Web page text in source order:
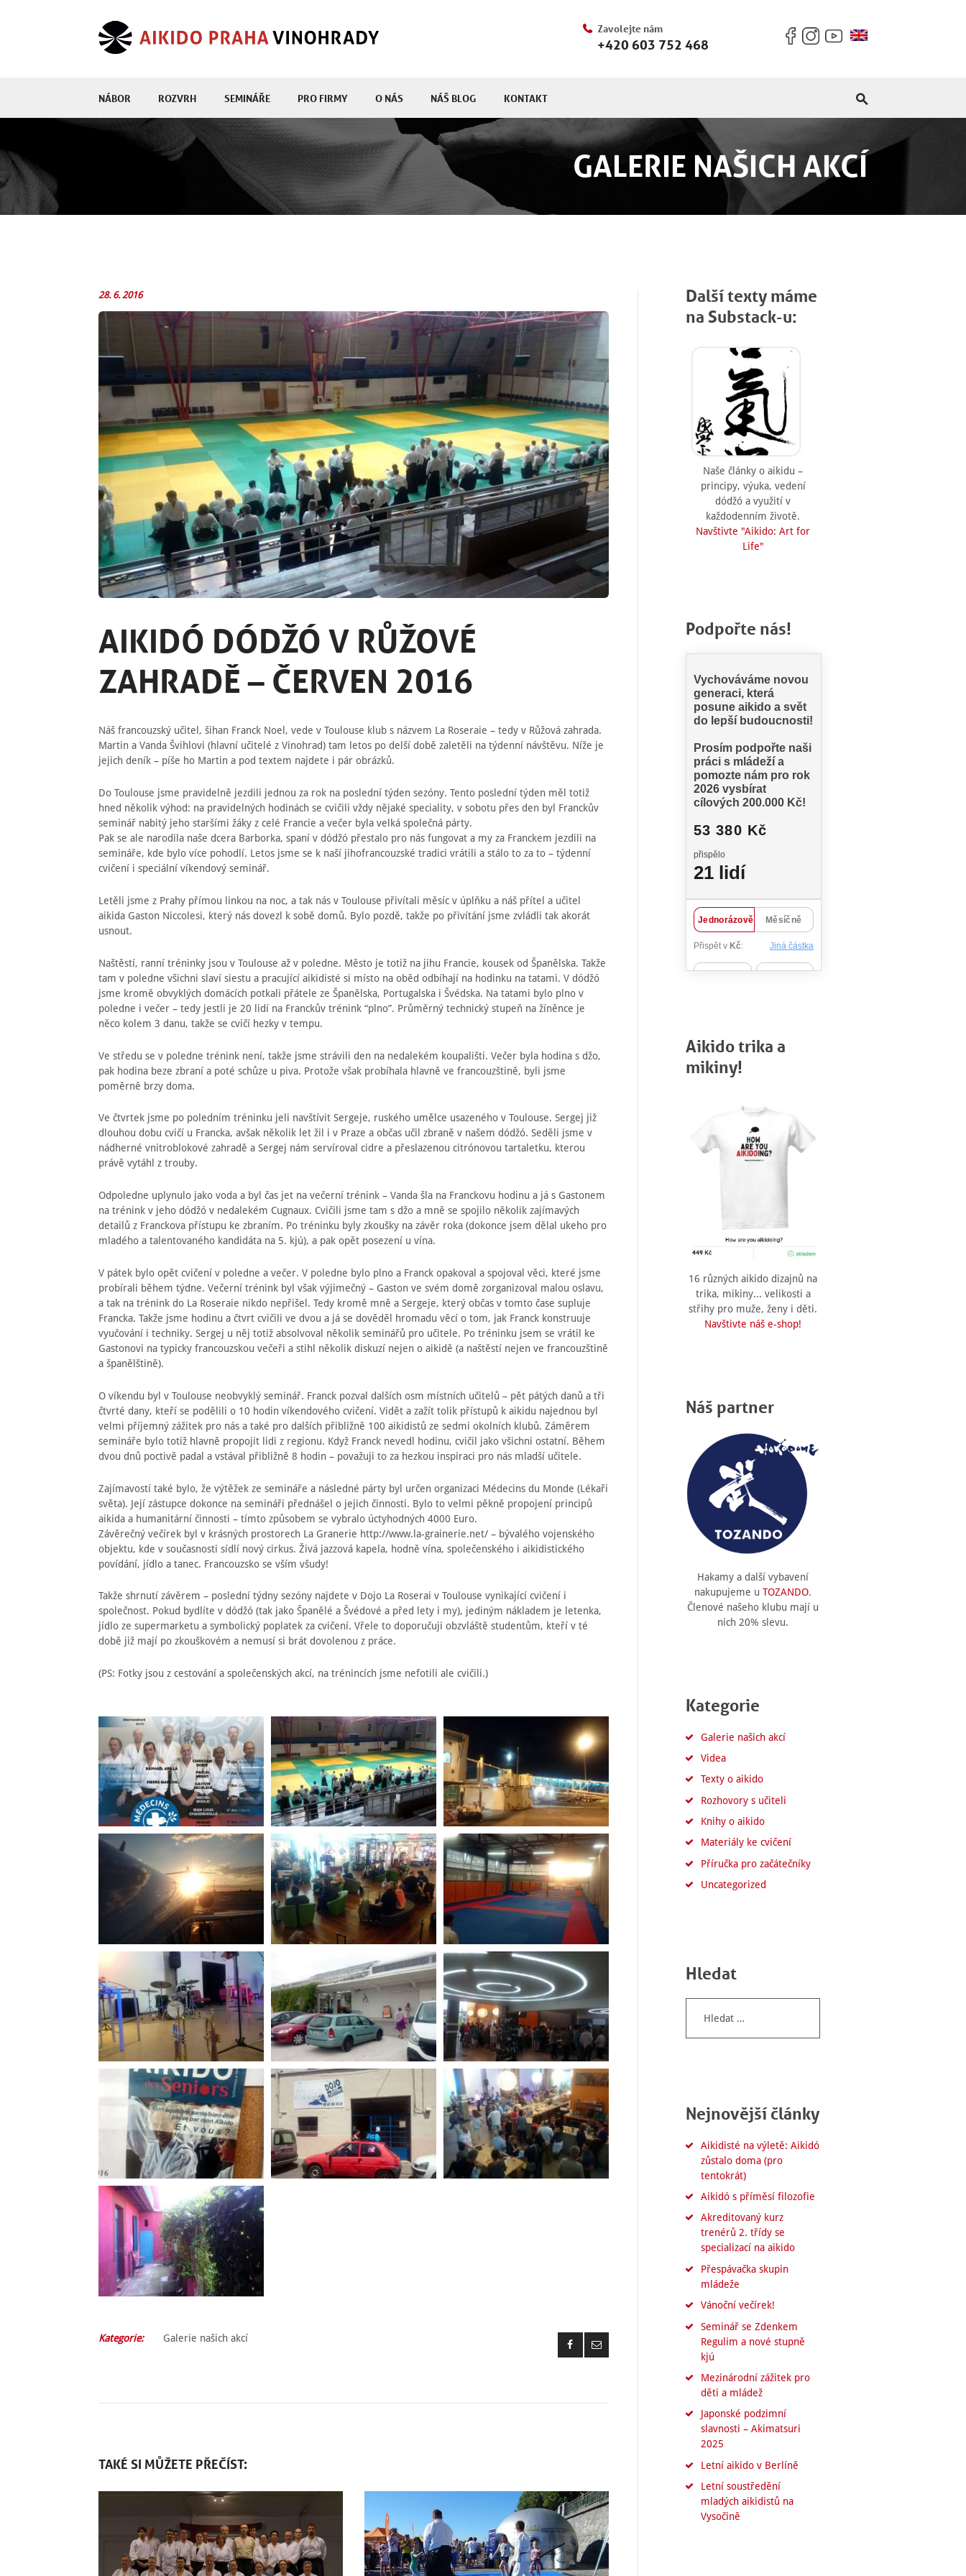
Zavolejte nám
+420 603 752 468
NÁBOR ROZVRH SEMINÁŘE PRO FIRMY O NÁS NÁŠ BLOG KONTAKT
GALERIE NAŠICH AKCÍ
28. 6. 2016
AIKIDÓ DÓDŽÓ V RŮŽOVÉ
ZAHRADĚ – ČERVEN 2016
Náš francouzský učitel, šihan Franck Noel, vede v Toulouse klub s názvem La Roseraie – tedy v Růžová zahrada.
Martin a Vanda Švihlovi (hlavní učitelé z Vinohrad) tam letos po delší době zaletěli na týdenní návštěvu. Níže je
jejich deník – píše ho Martin a pod textem najdete i pár obrázků.
Do Toulouse jsme pravidelně jezdili jednou za rok na poslední týden sezóny. Tento poslední týden měl totiž
hned několik výhod: na pravidelných hodinách se cvičili vždy nějaké speciality, v sobotu přes den byl Franckův
seminář nabitý jeho staršími žáky z celé Francie a večer byla velká společná párty.
Pak se ale narodila naše dcera Barborka, spaní v dódžó přestalo pro nás fungovat a my za Franckem jezdili na
semináře, kde bylo více pohodlí. Letos jsme se k naší jihofrancouzské tradici vrátili a stálo to za to – týdenní
cvičení i speciální víkendový seminář.
Letěli jsme z Prahy přímou linkou na noc, a tak nás v Toulouse přivítali měsíc v úplňku a náš přítel a učitel
aikida Gaston Niccolesi, který nás dovezl k sobě domů. Bylo pozdě, takže po přivítání jsme zvládli tak akorát
usnout.
Naštěstí, ranní tréninky jsou v Toulouse až v poledne. Město je totiž na jihu Francie, kousek od Španělska. Takže
tam v poledne všichni slaví siestu a pracující aikidisté si místo na oběd odbíhají na hodinku na tatami. V dódžó
jsme kromě obvyklých domácích potkali přátele ze Španělska, Portugalska i Švédska. Na tatami bylo plno v
poledne i večer – tedy jestli je 20 lidí na Franckův trénink “plno”. Průměrný technický stupeň na žíněnce je
něco kolem 3 danu, takže se cvičí hezky v tempu.
Ve středu se v poledne trénink není, takže jsme strávili den na nedalekém koupališti. Večer byla hodina s džo,
pak hodina beze zbraní a poté schůze u piva. Protože však probíhala hlavně ve francouzštině, byli jsme
poměrně brzy doma.
Ve čtvrtek jsme po poledním tréninku jeli navštívit Sergeje, ruského umělce usazeného v Toulouse. Sergej již
dlouhou dobu cvičí u Francka, avšak několik let žil i v Praze a občas učil zbraně v našem dódžó. Seděli jsme v
nádherné vnitroblokové zahradě a Sergej nám servíroval cidre a přeslazenou citrónovou tartaletku, kterou
právě vytáhl z trouby.
Odpoledne uplynulo jako voda a byl čas jet na večerní trénink – Vanda šla na Franckovu hodinu a já s Gastonem
na trénink v jeho dódžó v nedalekém Cugnaux. Cvičili jsme tam s džo a mně se spojilo několik zajímavých
detailů z Franckova přístupu ke zbraním. Po tréninku byly zkoušky na závěr roka (dokonce jsem dělal ukeho pro
mladého a talentovaného kandidáta na 5. kjú), a pak opět posezení u vína.
V pátek bylo opět cvičení v poledne a večer. V poledne bylo plno a Franck opakoval a spojoval věci, které jsme
probírali během týdne. Večerní trénink byl však výjimečný – Gaston ve svém domě zorganizoval malou oslavu,
a tak na trénink do La Roseraie nikdo nepřišel. Tedy kromě mně a Sergeje, který občas v tomto čase supluje
Francka. Takže jsme hodinu a čtvrt cvičili ve dvou a já se dověděl hromadu věcí o tom, jak Franck konstruuje
vyučování i techniky. Sergej u něj totiž absolvoval několik seminářů pro učitele. Po tréninku jsem se vrátil ke
Gastonovi na typicky francouzskou večeři a stihl několik diskuzí nejen o aikidě (a naštěstí nejen ve francouzštině
a španělštině).
O víkendu byl v Toulouse neobvyklý seminář. Franck pozval dalších osm místních učitelů – pět pátých danů a tři
čtvrté dany, kteří se podělili o 10 hodin víkendového cvičení. Vidět a zažít tolik přístupů k aikidu najednou byl
velmi příjemný zážitek pro nás a také pro dalších přibližně 100 aikidistů ze sedmi okolních klubů. Záměrem
semináře bylo totiž hlavně propojit lidi z regionu. Když Franck nevedl hodinu, cvičil jako všichni ostatní. Během
dvou dnů poctivě padal a vstával přibližně 8 hodin – považuji to za hezkou inspiraci pro nás mladší učitele.
Zajímavostí také bylo, že výtěžek ze semináře a následné párty byl určen organizaci Médecins du Monde (Lékaři
světa). Její zástupce dokonce na semináři přednášel o jejich činnosti. Bylo to velmi pěkně propojení principů
aikida a humanitární činnosti – tímto způsobem se vybralo úctyhodných 4000 Euro.
Závěrečný večírek byl v krásných prostorech La Granerie http://www.la-grainerie.net/ – bývalého vojenského
objektu, kde v současnosti sídlí nový cirkus. Živá jazzová kapela, hodně vína, společenského i aikidistického
povídání, jídlo a tanec. Francouzsko se vším všudy!
Takže shrnutí závěrem – poslední týdny sezóny najdete v Dojo La Roserai v Toulouse vynikající cvičení i
společnost. Pokud bydlíte v dódžó (tak jako Španělé a Švédové a před lety i my), jediným nákladem je letenka,
jídlo ze supermarketu a symbolický poplatek za cvičení. Vřele to doporučuji obzvláště studentům, kteří v té
době již mají po zkouškovém a nemusí si brát dovolenou z práce.
(PS: Fotky jsou z cestování a společenských akcí, na trénincích jsme nefotili ale cvičili.)
Kategorie: Galerie našich akcí
TAKÉ SI MŮŽETE PŘEČÍST:
Další texty máme
na Substack-u:
Naše články o aikidu –
principy, výuka, vedení
dódžó a využití v
každodenním životě.
Navštivte "Aikido: Art for
Life"
Podpořte nás!
Aikido trika a
mikiny!
16 různých aikido dizajnů na
trika, mikiny... velikosti a
střihy pro muže, ženy i děti.
Navštivte náš e-shop!
Náš partner
Hakamy a další vybavení
nakupujeme u TOZANDO.
Členové našeho klubu mají u
nich 20% slevu.
Kategorie
Galerie našich akcí
Videa
Texty o aikido
Rozhovory s učiteli
Knihy o aikido
Materiály ke cvičení
Příručka pro začátečníky
Uncategorized
Hledat
Nejnovější články
Aikidisté na výletě: Aikidó
zůstalo doma (pro
tentokrát)
Aikidó s příměsí filozofie
Akreditovaný kurz
trenérů 2. třídy se
specializací na aikido
Přespávačka skupin
mládeže
Vánoční večírek!
Seminář se Zdenkem
Regulim a nové stupně
kjú
Mezinárodní zážitek pro
děti a mládež
Japonské podzimní
slavnosti – Akimatsuri
2025
Letní aikido v Berlíně
Letní soustředění
mladých aikidistů na
Vysočině